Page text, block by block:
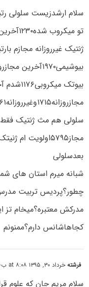
سلام ارشدزیست سلولی
تو میکروب شده۱۲۳۰آخرین مجاز روزانه۱۸۶۹وغیرروزانه۴۳۱۹
ژنتیک غیرروزانه مجازم بارتبه۱۶۱۸آخرین
بیوشیمی۱۹۷۰آخرین مجازروزانه۲۰۰۵هس وغیرروزانه۶۴۵۹
بیوتک
مجازروزانه۱۷۱۵وغیرروزانه۳۶۶۱هست
مجاز۵۷۹۵اولویت
بعدسلولی
شبانه میرم استان های
چطور؟پردیس تربیت
مدرکش معتبره؟میخام تز
کجاهاشانس دارم؟ممنونم
فرشتهخرداد ۳۰, ۱۳۹۵ at ۸:۰۸ ب٫ظ
سلام مریم جان که علوم